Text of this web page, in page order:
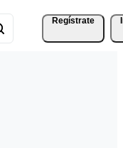
Regístrate